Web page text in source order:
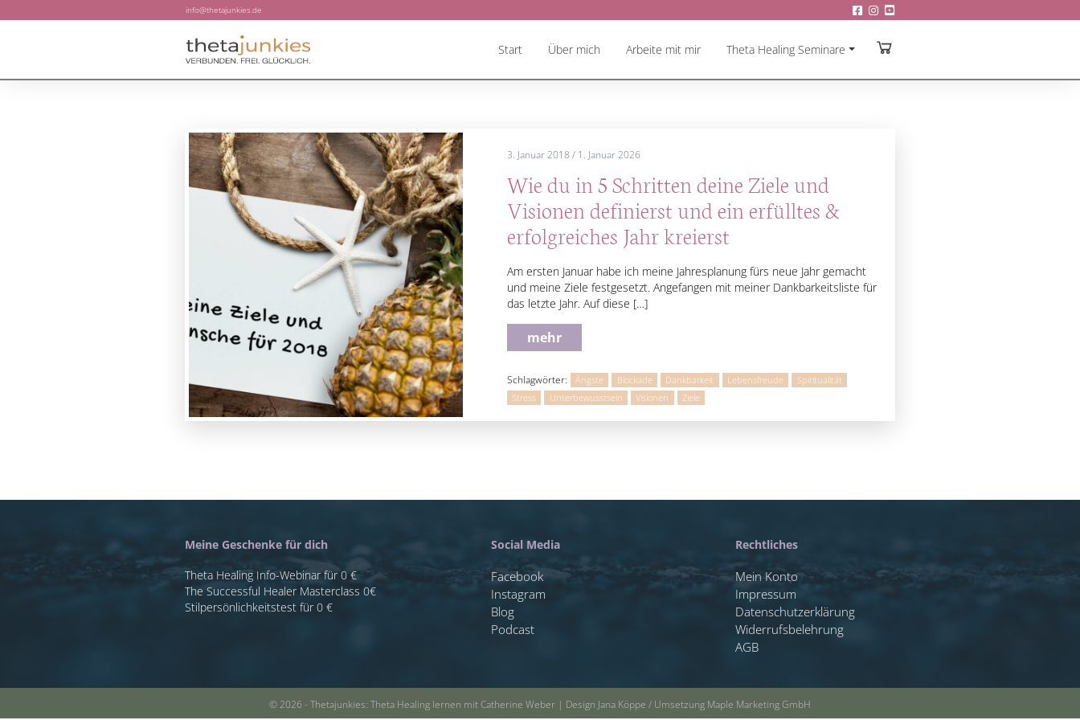
info@thetajunkies.de
Start Über mich Arbeite mit mir Theta Healing Seminare
3. Januar 2018 / 1. Januar 2026
Wie du in 5 Schritten deine Ziele und
Visionen definierst und ein erfülltes &
erfolgreiches Jahr kreierst
Am ersten Januar habe ich meine Jahresplanung fürs neue Jahr gemacht
und meine Ziele festgesetzt. Angefangen mit meiner Dankbarkeitsliste für
das letzte Jahr. Auf diese […]
mehr
Schlagwörter: Ängste Blockade Dankbarkeit Lebensfreude
Spiritualität
Stress
Unterbewusstsein Visionen Ziele
Meine Geschenke für dich
Theta Healing Info-Webinar für 0 €
The Successful Healer Masterclass 0€
Stilpersönlichkeitstest für 0 €
Social Media
Facebook
Instagram
Blog
Podcast
Rechtliches
Mein Konto
Impressum
Datenschutzerklärung
Widerrufsbelehrung
AGB
© 2026 - Thetajunkies: Theta Healing lernen mit Catherine Weber | Design Jana Köppe / Umsetzung Maple Marketing GmbH